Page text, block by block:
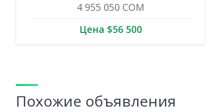
4 955 050 COM
Цена $56 500
Похожие объявления